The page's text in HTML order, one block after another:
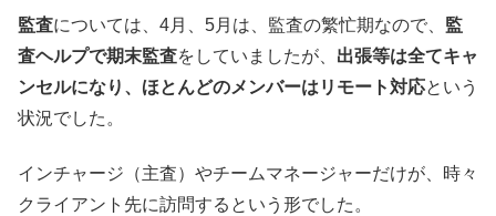
監査については、4月、5月は、監査の繁忙期なので、 監
査ヘルプで期末監査をしていましたが、 出張等は全てキャ
ンセルになり、ほとんどのメンバーはリモート対応という
状況でした。
インチャージ（主査）やチームマネージャーだけが、時々
クライアント先に訪問するという形でした。